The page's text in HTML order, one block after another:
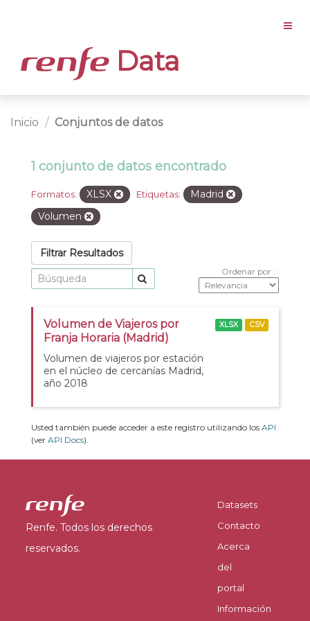
Data
Inicio Conjuntos de datos
1 conjunto de datos encontrado
Formatos: XLSX Etiquetas:
Madrid
Volumen
Filtrar Resultados
Ordenar por
Volumen de Viajeros por
Franja Horaria (Madrid)
Volumen de viajeros por estación
en el núcleo de cercanías Madrid,
año 2018
XLSX CSV
Usted también puede acceder a este registro utilizando los API
(ver API Docs).
Renfe. Todos los derechos
reservados.
Datasets
Contacto
Acerca
del
portal
Información